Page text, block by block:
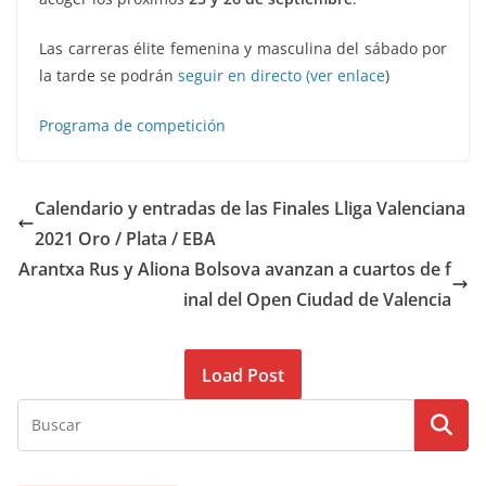
Las carreras élite femenina y masculina del sábado por
la tarde se podrán seguir en directo (ver enlace)
Programa de competición
Calendario y entradas de las Finales Lliga Valenciana
2021 Oro / Plata / EBA
Arantxa Rus y Aliona Bolsova avanzan a cuartos de f
inal del Open Ciudad de Valencia
Load Post